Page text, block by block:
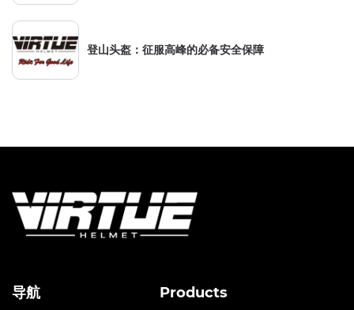
登山头盔：征服高峰的必备安全保障
导航 Products